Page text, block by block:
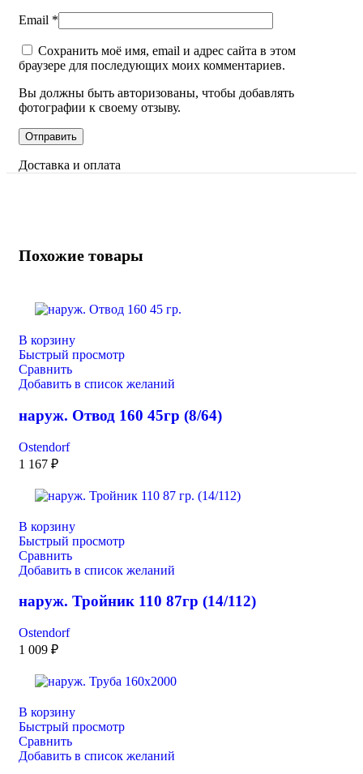
Email *
Сохранить моё имя, email и адрес сайта в этом
браузере для последующих моих комментариев.
Вы должны быть авторизованы, чтобы добавлять
фотографии к своему отзыву.
Доставка и оплата
Похожие товары
В корзину
Быстрый просмотр
Сравнить
Добавить в список желаний
наруж. Отвод 160 45гр (8/64)
Ostendorf
1 167 ₽
В корзину
Быстрый просмотр
Сравнить
Добавить в список желаний
наруж. Тройник 110 87гр (14/112)
Ostendorf
1 009 ₽
В корзину
Быстрый просмотр
Сравнить
Добавить в список желаний